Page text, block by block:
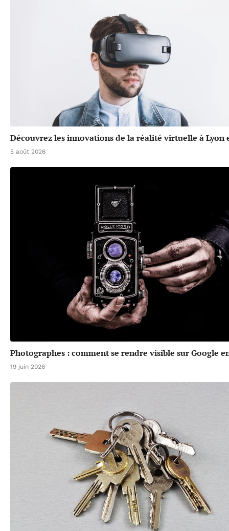
Découvrez les innovations de la réalité virtuelle à Lyon
5 août 2026
Photographes : comment se rendre visible sur Google
19 juin 2026